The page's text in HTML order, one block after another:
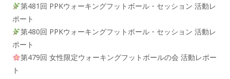
第481回 PPKウォーキングフットボール・セッション 活動レ
ポート
第480回 PPKウォーキングフットボール・セッション 活動レ
ポート
第479回 女性限定ウォーキングフットボールの会 活動レポー
ト